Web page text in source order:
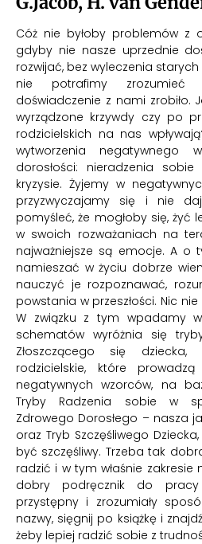
Cóż nie byłoby problemów z
gdyby nie nasze uprzednie
rozwijać, bez wyleczenia
nie potrafimy
doświadczenie z nami zrobiło.
wyrządzone krzywdy czy po
rodzicielskich na nas
wytworzenia negatywnego
dorosłości: nieradzenia
kryzysie. Żyjemy w
przyzwyczajamy się i nie
pomyśleć, że mogłoby się, żyć
w swoich rozważaniach na
najważniejsze są emocje. A
namieszać w życiu dobrze
nauczyć je rozpoznawać,
powstania w przeszłości. Nic
W związku z tym wpadamy
schematów wyróżnia się
Złoszczącego się dziecka,
rodzicielskie, które
negatywnych wzorców, na
Tryby Radzenia sobie w
Zdrowego Dorosłego – nasza
oraz Tryb Szczęśliwego
być szczęśliwy. Trzeba tak
radzić i w tym właśnie zakresie
dobry podręcznik do pracy
przystępny i zrozumiały
nazwy, sięgnij po książkę i
żeby lepiej radzić sobie z